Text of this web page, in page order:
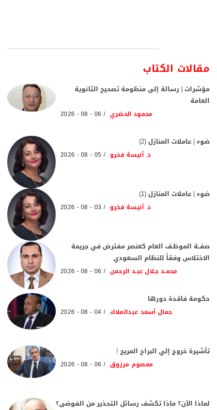
مقالات الكتاب
مؤشرات | رسالة إلى منظومة تصحيح الثانوية
العامة
محمود الحضري 06 - 08 - 2026
ضوء | عاملات المنازل (2)
د. أنيسة فخرو 05 - 08 - 2026
ضوء | عاملات المنازل (1)
د. أنيسة فخرو 03 - 08 - 2026
صفــة الموظـف العام كعنصر مفترض في جريمة
الاختلاس وفقاً للنظام السعودي
محمـد جـلال عبـد الرحمن 06 - 08 - 2026
حكومة فاقدة دورها
جمال أسعد عبدالملاك 04 - 08 - 2026
تأشيرة خروج إلي البراح المريح !
معصوم مرزوق 06 - 08 - 2026
لماذا الآن؟ ماذا تكشف رسائل التحذير من الفوضى؟